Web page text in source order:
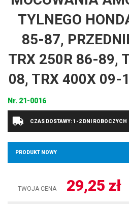
TYLNEGO
85-87,
TRX 250R 86-89,
08, TRX 400X 09-
Nr. 21-0016
CZAS DOSTAWY: 1-2 DNI ROBOCZYCH
PRODUKT NOWY
TWOJA CENA 29,25 zł